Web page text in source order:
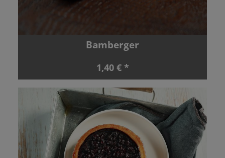
Bamberger
1,40 € *